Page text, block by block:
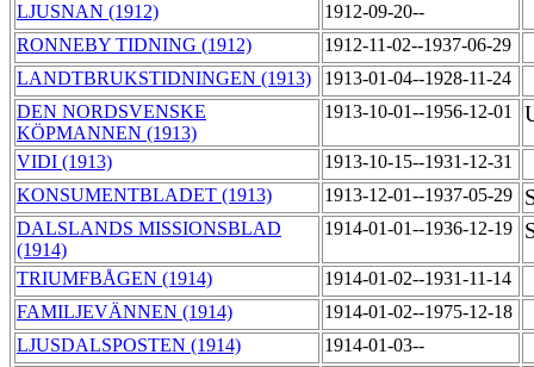
LJUSNAN (1912)
1912-09-20--
RONNEBY TIDNING (1912)
1912-11-02--1937-06-29
LANDTBRUKSTIDNINGEN (1913)
1913-01-04--1928-11-24
DEN NORDSVENSKE
KÖPMANNEN (1913)
1913-10-01--1956-12-01
VIDI (1913)
1913-10-15--1931-12-31
KONSUMENTBLADET (1913)
1913-12-01--1937-05-29
DALSLANDS MISSIONSBLAD
(1914)
1914-01-01--1936-12-19
TRIUMFBÅGEN (1914)
1914-01-02--1931-11-14
FAMILJEVÄNNEN (1914)
1914-01-02--1975-12-18
LJUSDALSPOSTEN (1914)
1914-01-03--